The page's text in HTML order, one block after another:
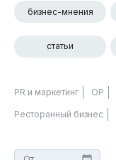
бизнес-мнения
статьи
PR и маркетинг ОР
Ресторанный бизнес